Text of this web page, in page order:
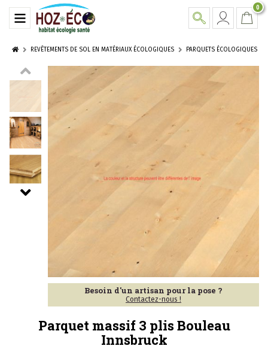
0
REVÊTEMENTS DE SOL EN MATÉRIAUX ÉCOLOGIQUES PARQUETS ÉCOLOGIQUES
Besoin d'un artisan pour la pose ?
Contactez-nous !
Parquet massif 3 plis Bouleau
Innsbruck